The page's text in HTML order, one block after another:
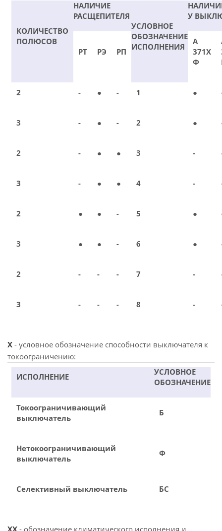
КОЛИЧЕСТВО
ПОЛЮСОВ
НАЛИЧИЕ
РАСЩЕПИТЕЛЯ
УСЛОВНОЕ
ОБОЗНАЧЕНИЕ
ИСПОЛНЕНИЯ
У
РТ РЭ РП
А
371Х
Ф
2 - ● - 1 ●
3 - ● - 2 ●
2 - ● ● 3 -
3 - ● ● 4 -
2 ● ● - 5 ●
3 ● ● - 6 ●
2 - - - 7 -
3 - - - 8 -
X - условное обозначение способности выключателя к
токоограничению:
ИСПОЛНЕНИЕ
УСЛОВНОЕ
ОБОЗНАЧЕНИЕ
Токоограничивающий
выключатель
Б
Нетокоограничивающий
выключатель
Ф
Селективный выключатель БС
XX - обозначение климатического исполнения и